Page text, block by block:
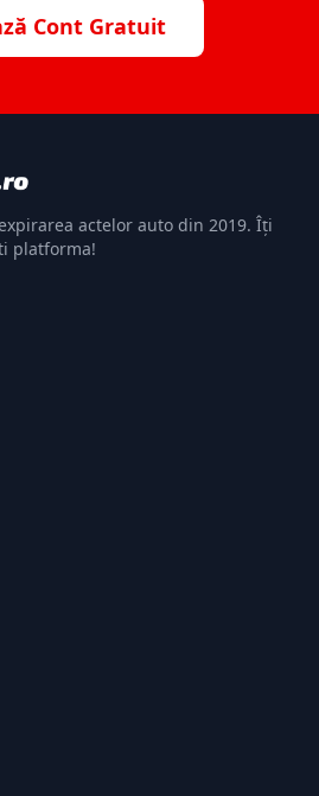
Cont Gratuit
actelor auto din 2019. Îți
platforma!